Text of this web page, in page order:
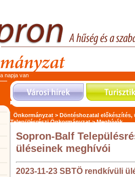
napja van
Önkormányzat > Döntéshozatal előkészítés,
Településrészi Önkormányzat >Meghívók
Sopron-Balf
üléseinek meghívói
2023-11-23 SBTÖ rendkívüli